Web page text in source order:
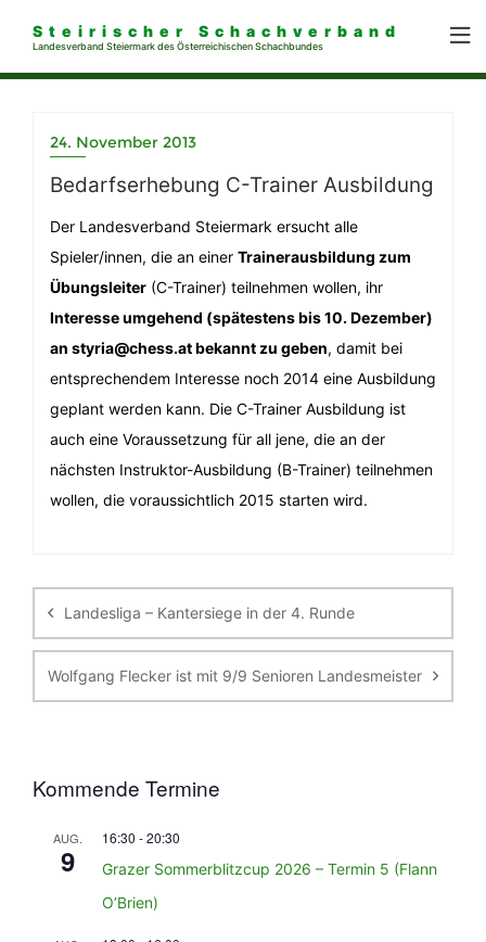
Steirischer Schachverband
Landesverband Steiermark des Österreichischen Schachbundes
24. November 2013
Bedarfserhebung C-Trainer Ausbildung
Der Landesverband Steiermark ersucht alle
Spieler/innen, die an einer Trainerausbildung zum
Übungsleiter (C-Trainer) teilnehmen wollen, ihr
Interesse umgehend (spätestens bis 10. Dezember)
an styria@chess.at bekannt zu geben, damit bei
entsprechendem Interesse noch 2014 eine Ausbildung
geplant werden kann. Die C-Trainer Ausbildung ist
auch eine Voraussetzung für all jene, die an der
nächsten Instruktor-Ausbildung (B-Trainer) teilnehmen
wollen, die voraussichtlich 2015 starten wird.
Landesliga – Kantersiege in der 4. Runde
Wolfgang Flecker ist mit 9/9 Senioren Landesmeister
Kommende Termine
AUG.
9
16:30 -20:30
Grazer Sommerblitzcup 2026 – Termin 5 (Flann
O’Brien)